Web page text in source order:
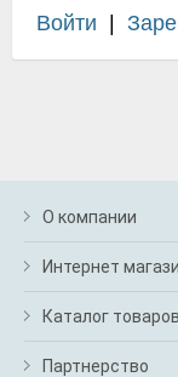
Войти
О компании
Интернет
Каталог товаров
Партнерство